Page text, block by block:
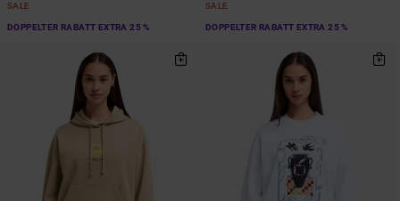
SALE
DOPPELTER RABATT EXTRA 25 %
SALE
DOPPELTER RABATT EXTRA 25 %